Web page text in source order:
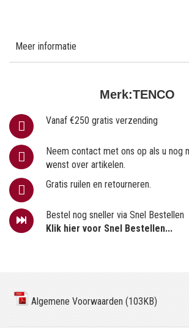
Merk:TENCO
Vanaf €250 gratis verzending
Neem contact met ons op als u nog
wenst over artikelen.
Gratis ruilen en retourneren.
Bestel nog sneller via Snel Bestellen
Klik hier voor Snel Bestellen...
Meer informatie
Algemene Voorwaarden (103KB)